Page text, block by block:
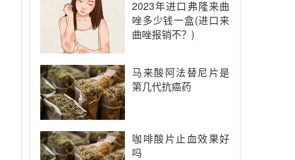
2023年进口弗隆来曲
唑多少钱一盒(进口来
曲唑报销不？)
马来酸阿法替尼片是
第几代抗癌药
咖啡酸片止血效果好
吗